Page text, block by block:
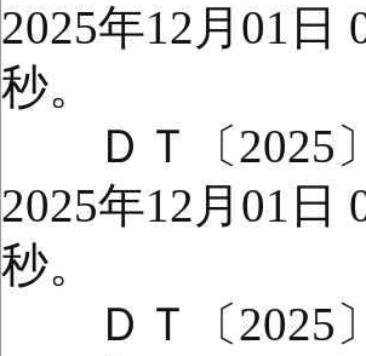
2025年12月01日
秒。
ＤＴ〔2025
2025年12月01日
秒。
ＤＴ〔2025